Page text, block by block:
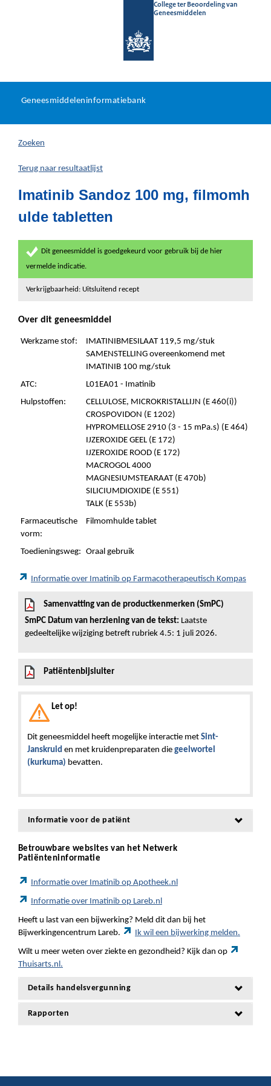
College ter Beoordeling van
Geneesmiddelen
U
hier:
Geneesmiddeleninformatiebank
Zoeken
Terug naar resultaatlijst
Imatinib Sandoz 100 mg, filmomh
ulde tabletten
Dit geneesmiddel is goedgekeurd voor gebruik bij de hier
vermelde indicatie.
Verkrijgbaarheid: Uitsluitend recept
Over dit geneesmiddel
Werkzame stof:
IMATINIBMESILAAT 119,5 mg/stuk
SAMENSTELLING overeenkomend met
IMATINIB 100 mg/stuk
ATC:
L01EA01 - Imatinib
Hulpstoffen:
CELLULOSE, MICROKRISTALLIJN (E 460(i))
CROSPOVIDON (E 1202)
HYPROMELLOSE 2910 (3 - 15 mPa.s) (E 464)
IJZEROXIDE GEEL (E 172)
IJZEROXIDE ROOD (E 172)
MACROGOL 4000
MAGNESIUMSTEARAAT (E 470b)
SILICIUMDIOXIDE (E 551)
TALK (E 553b)
Farmaceutische
vorm:
Filmomhulde tablet
Toedieningsweg: Oraal gebruik
Informatie over Imatinib op Farmacotherapeutisch Kompas
Samenvatting van de productkenmerken (SmPC)
SmPC Datum van herziening van de tekst: Laatste
gedeeltelijke wijziging betreft rubriek 4.5: 1 juli 2026.
Patiëntenbijsluiter
Let op!
Dit geneesmiddel heeft mogelijke interactie met Sint-
Janskruid en met kruidenpreparaten die geelwortel
(kurkuma) bevatten.
Informatie voor de patiënt
Betrouwbare websites van het Netwerk
Patiënteninformatie
Informatie over Imatinib op Apotheek.nl
Informatie over Imatinib op Lareb.nl
Heeft u last van een bijwerking? Meld dit dan bij het
Bijwerkingencentrum Lareb.
Ik wil een bijwerking melden.
Wilt u meer weten over ziekte en gezondheid? Kijk dan op
Thuisarts.nl.
Details handelsvergunning
Rapporten